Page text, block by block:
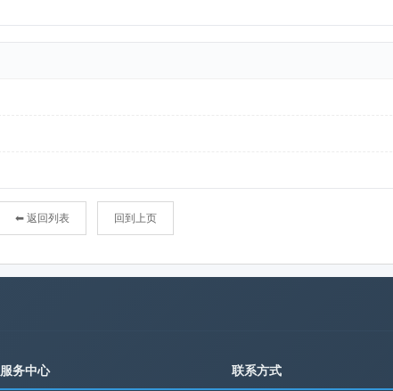
⬅ 返回列表 回到上页
服务中心 联系方式